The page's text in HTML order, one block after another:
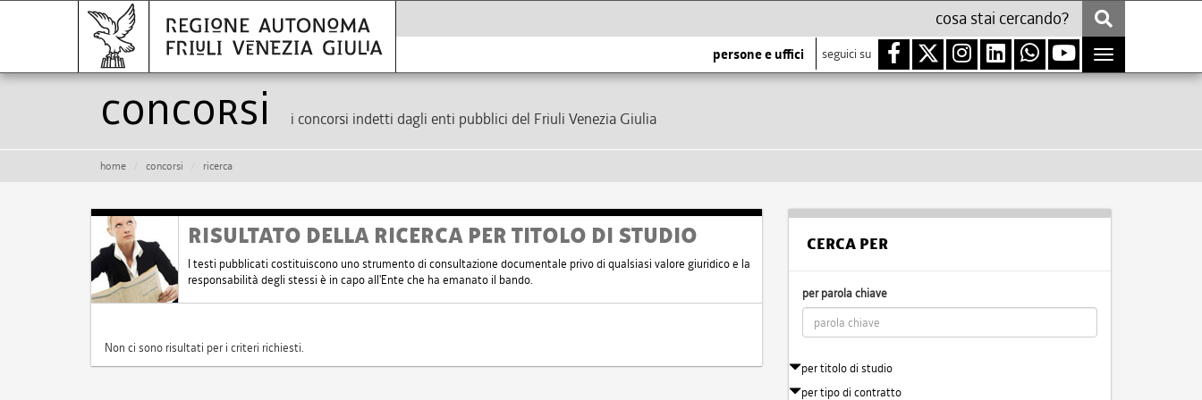
persone e uffici seguici su
Toggle
navigation
Concorsi i concorsi indetti dagli enti pubblici del Friuli Venezia Giulia
home concorsi ricerca
RISULTATO DELLA RICERCA PER TITOLO DI STUDIO
I testi pubblicati costituiscono uno strumento di consultazione documentale privo di qualsiasi valore giuridico e la
responsabilità degli stessi è in capo all'Ente che ha emanato il bando.
Non ci sono risultati per i criteri richiesti.
CERCA PER
per parola chiave
per titolo di studio
per tipo di contratto